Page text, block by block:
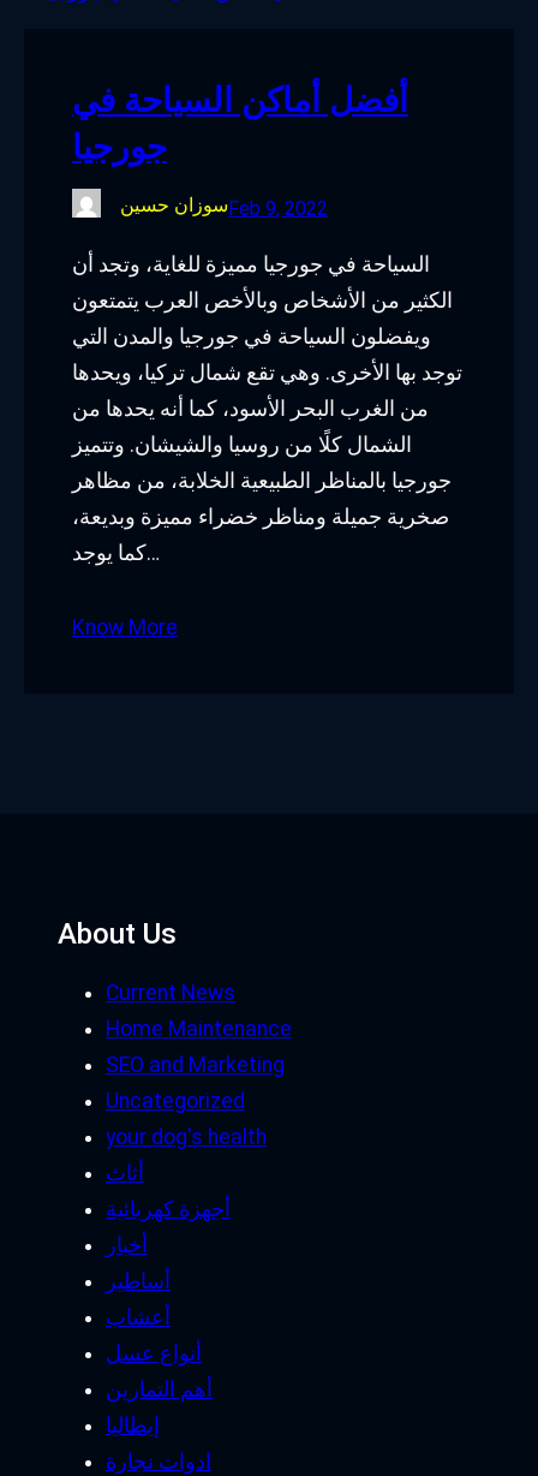
k
n
a
أفضل أماكن السياحة في
جورجيا
سوزان حسينFeb 9, 2022
السياحة في جورجيا مميزة للغاية، وتجد أن
الكثير من الأشخاص وبالأخص العرب يتمتعون
ويفضلون السياحة في جورجيا والمدن التي
توجد بها الأخرى. وهي تقع شمال تركيا، ويحدها
من الغرب البحر الأسود، كما أنه يحدها من
الشمال كلًا من روسيا والشيشان. وتتميز
جورجيا بالمناظر الطبيعية الخلابة، من مظاهر
صخرية جميلة ومناظر خضراء مميزة وبديعة،
كما يوجد…
Know More
About Us
Current News
Home Maintenance
SEO and Marketing
Uncategorized
your dog's health
أثاث
أجهزة كهربائية
أخبار
أساطير
أعشاب
أنواع عسل
أهم التمارين
إيطاليا
ادوات نجارة